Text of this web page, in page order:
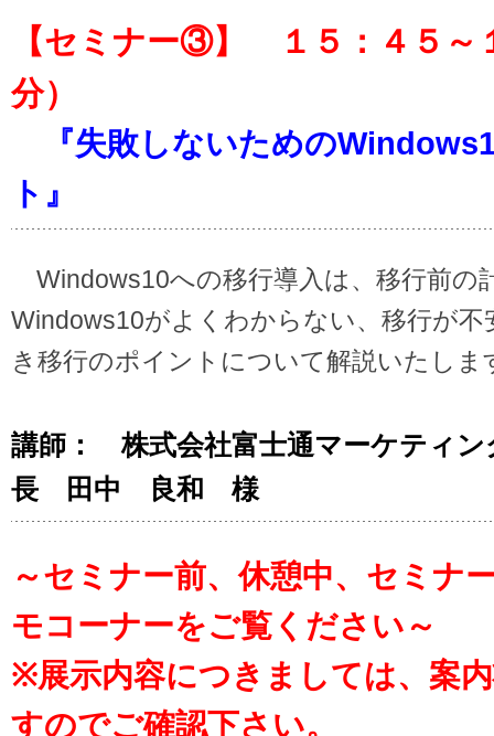
【セミナー③】 １５：４５
分）
『失敗しないための
ト』
Windows10への移行導入は、移行前の
Windows10がよくわからない、移行が
き移行のポイントについて解説いたしま
講師： 株式会社富士通マーケティ
長 田中 良和 様
～セミナー前、休憩中、セミナ
モコーナーをご覧ください～
※展示内容につきましては、案
すのでご確認下さい。